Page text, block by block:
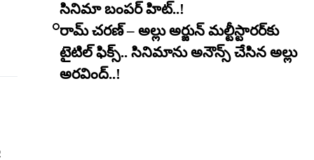
సినిమా బంపర్ హిట్..!
రామ్ చరణ్ – అల్లు అర్జున్ మల్టీస్టారర్​కు
టైటిల్ ఫిక్స్.. సినిమాను అనౌన్స్ చేసిన అల్లు
అరవింద్..!